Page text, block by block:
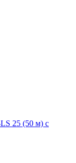
25 (50 м) с